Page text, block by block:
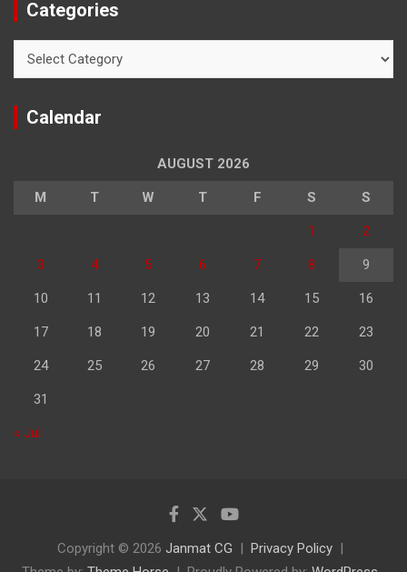
Categories
Calendar
AUGUST 2026
M T W T F S S
1 2
3 4 5 6 7 8 9
10 11 12 13 14 15 16
17 18 19 20 21 22 23
24 25 26 27 28 29 30
31
« Jul
Copyright © 2026 Janmat CG
Privacy Policy